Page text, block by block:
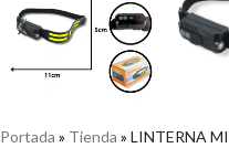
Portada » Tienda » LINTERNA